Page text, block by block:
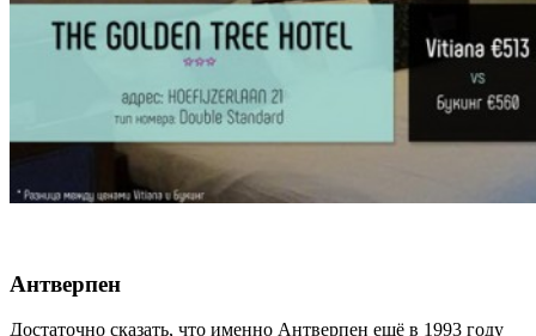
Антверпен
Достаточно сказать, что именно Антверпен ещё в 1993 году